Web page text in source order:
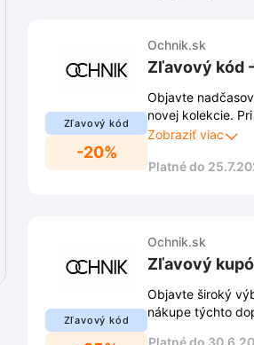
Zľavový kód
-20%
Ochnik.sk
Zľavový kód
Objavte
novej kolekcie.
vybraný sortiment.
Zobraziť viac
Platné do
Zľavový kód
Ochnik.sk
Zľavový
Objavte široký
nákupe týchto
Platné do